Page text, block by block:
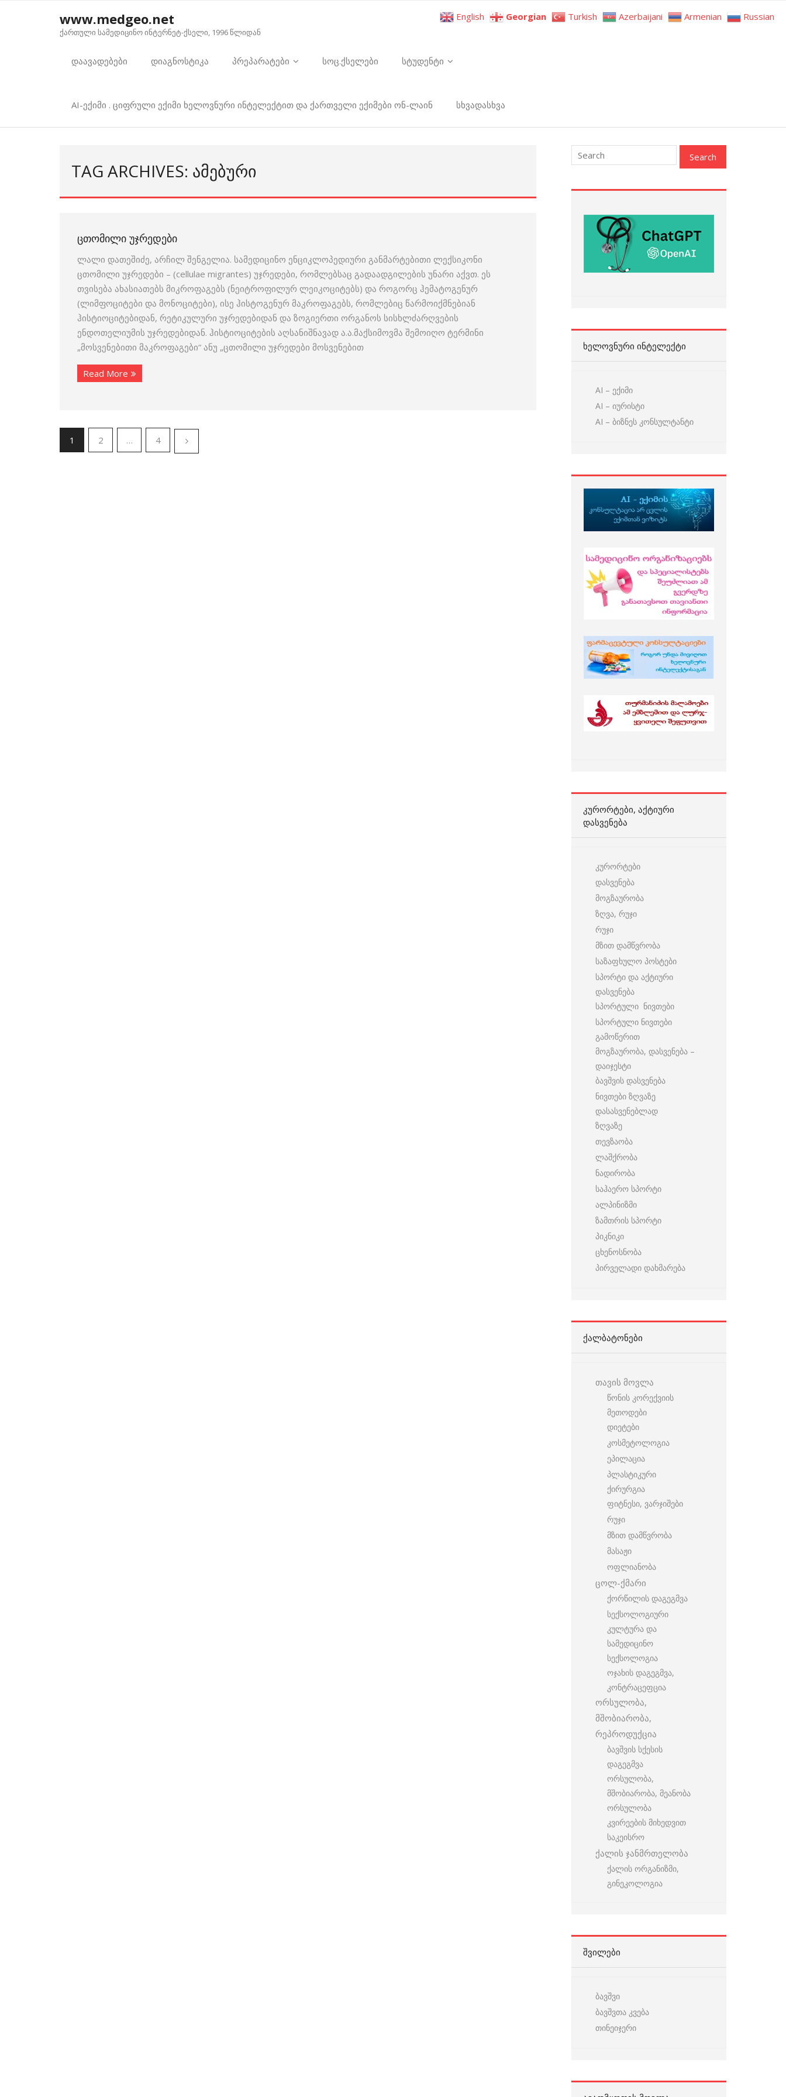
www.medgeo.net
ქართული სამედიცინო ინტერნეტ-ქსელი, 1996 წლიდან
დაავადებები დიაგნოსტიკა პრეპარატები სოც.ქსელები სტუდენტი
AI-ექიმი . ციფრული ექიმი ხელოვნური ინტელექტით და ქართველი ექიმები ონ-ლაინ სხვადასხვა
TAG ARCHIVES: ᲐᲛᲔᲑᲣᲠᲘ
ᲪᲗᲝᲛᲘᲚᲘ ᲣᲯᲠᲔᲓᲔᲑᲘ
ლალი დათეშიძე, არჩილ შენგელია. სამედიცინო ენციკლოპედიური განმარტებითი ლექსიკონი
ცთომილი უჯრედები – (cellulae migrantes) უჯრედები, რომლებსაც გადაადგილების უნარი აქვთ. ეს
თვისება ახასიათებს მიკროფაგებს (ნეიტროფილურ ლეიკოციტებს) და როგორც ჰემატოგენურ
(ლიმფოციტები და მონოციტები), ისე ჰისტოგენურ მაკროფაგებს, რომლებიც წარმოიქმნებიან
ჰისტიოციტებიდან, რეტიკულური უჯრედებიდან და ზოგიერთი ორგანოს სისხლძარღვების
ენდოთელიუმის უჯრედებიდან. ჰისტიოციტების აღსანიშნავად ა.ა.მაქსიმოვმა შემოიღო ტერმინი
„მოსვენებითი მაკროფაგები“ ანუ „ცთომილი უჯრედები მოსვენებით
Read More
1 2 … 4
ᲮᲔᲚᲝᲕᲜᲣᲠᲘ ᲘᲜᲢᲔᲚᲔᲥᲢᲘ
AI – ექიმი
AI – იურისტი
AI – ბიზნეს კონსულტანტი
ᲙᲣᲠᲝᲠᲢᲔᲑᲘ, ᲐᲥᲢᲘᲣᲠᲘ
ᲓᲐᲡᲕᲔᲜᲔᲑᲐ
კურორტები
დასვენება
მოგზაურობა
ზღვა, რუჯი
რუჯი
მზით დამწვრობა
საზაფხულო პოსტები
სპორტი და აქტიური
დასვენება
სპორტული ნივთები
სპორტული ნივთები
გამოწერით
მოგზაურობა, დასვენება –
დაიჯესტი
ბავშვის დასვენება
ნივთები ზღვაზე
დასასვენებლად
ზღვაზე
თევზაობა
ლაშქრობა
ნადირობა
საჰაერო სპორტი
ალპინიზმი
ზამთრის სპორტი
პიკნიკი
ცხენოსნობა
პირველადი დახმარება
ᲥᲐᲚᲑᲐᲢᲝᲜᲔᲑᲘ
თავის მოვლა
წონის კორექვიის
მეთოდები
დიეტები
კოსმეტოლოგია
ეპილაცია
პლასტიკური
ქირურგია
ფიტნესი, ვარჯიშები
რუჯი
მზით დამწვრობა
მასაჟი
ოფლიანობა
ცოლ-ქმარი
ქორწილის დაგეგმვა
სექსოლოგიური
კულტურა და
სამედიცინო
სექსოლოგია
ოჯახის დაგეგმვა,
კონტრაცეფცია
ორსულობა,
მშობიარობა,
რეპროდუქცია
ბავშვის სქესის
დაგეგმვა
ორსულობა,
მშობიარობა, მეანობა
ორსულობა
კვირეების მიხედვით
საკეისრო
ქალის ჯანმრთელობა
ქალის ორგანიზმი,
გინეკოლოგია
ᲨᲕᲘᲚᲔᲑᲘ
ბავშვი
ბავშვთა კვება
თინეიჯერი
English Georgian Turkish Azerbaijani Armenian Russian